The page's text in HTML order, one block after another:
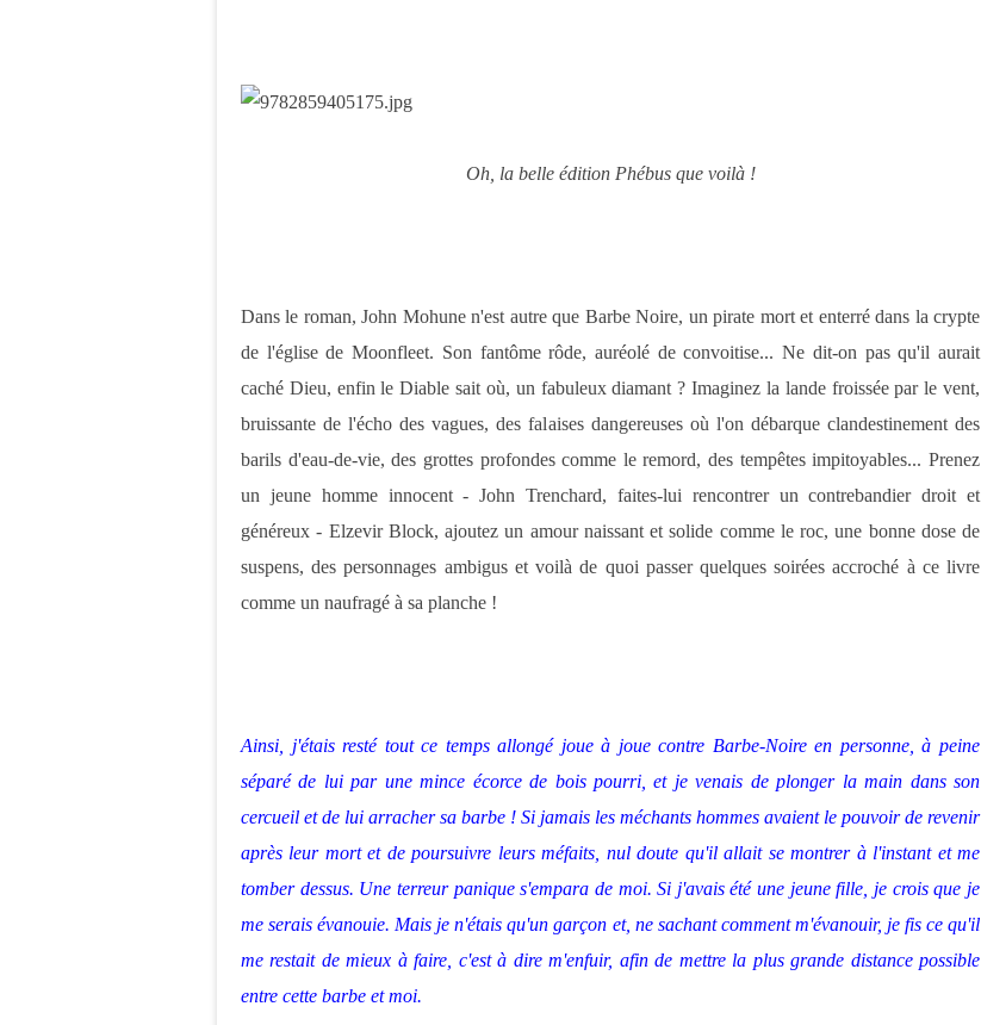
Oh, la belle édition Phébus que voilà !
Dans le roman, John Mohune n'est autre que Barbe Noire, un pirate mort et enterré dans la crypte
de l'église de Moonfleet. Son fantôme rôde, auréolé de convoitise... Ne dit-on pas qu'il aurait
caché Dieu, enfin le Diable sait où, un fabuleux diamant ? Imaginez la lande froissée par le vent,
bruissante de l'écho des vagues, des falaises dangereuses où l'on débarque clandestinement des
barils d'eau-de-vie, des grottes profondes comme le remord, des tempêtes impitoyables... Prenez
un jeune homme innocent - John Trenchard, faites-lui rencontrer un contrebandier droit et
généreux - Elzevir Block, ajoutez un amour naissant et solide comme le roc, une bonne dose de
suspens, des personnages ambigus et voilà de quoi passer quelques soirées accroché à ce livre
comme un naufragé à sa planche !
Ainsi, j'étais resté tout ce temps allongé joue à joue contre Barbe-Noire en personne, à peine
séparé de lui par une mince écorce de bois pourri, et je venais de plonger la main dans son
cercueil et de lui arracher sa barbe ! Si jamais les méchants hommes avaient le pouvoir de revenir
après leur mort et de poursuivre leurs méfaits, nul doute qu'il allait se montrer à l'instant et me
tomber dessus. Une terreur panique s'empara de moi. Si j'avais été une jeune fille, je crois que je
me serais évanouie. Mais je n'étais qu'un garçon et, ne sachant comment m'évanouir, je fis ce qu'il
me restait de mieux à faire, c'est à dire m'enfuir, afin de mettre la plus grande distance possible
entre cette barbe et moi.